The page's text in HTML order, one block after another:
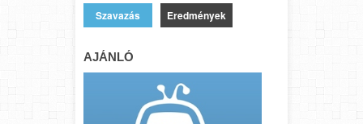
Eredmények
AJÁNLÓ